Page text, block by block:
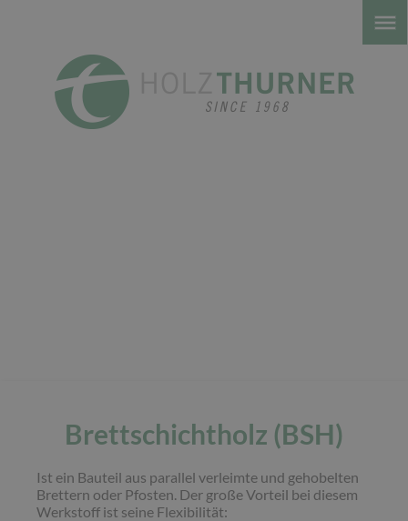
Brettschichtholz (BSH)
Ist ein Bauteil aus parallel verleimte und gehobelten
Brettern oder Pfosten. Der große Vorteil bei diesem
Werkstoff ist seine Flexibilität: